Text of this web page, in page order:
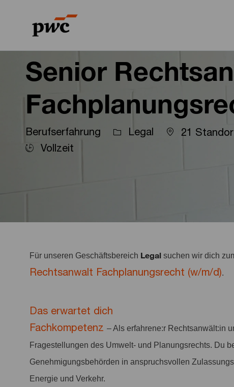
Senior
Berufserfahrung Legal 21
Vollzeit
Für unseren Geschäftsbereich Legal suchen wir dich
Rechtsanwalt Fachplanungsrecht (w/m/d).
Das erwartet dich
Fachkompetenz – Als erfahrene:r Rechtsanwält:in
Fragestellungen des Umwelt- und Planungsrechts. Du
Genehmigungsbehörden in anspruchsvollen
Energie und Verkehr.